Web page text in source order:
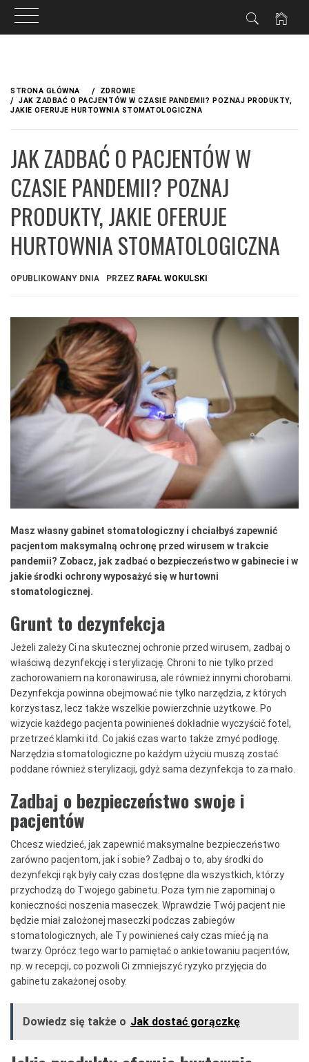
treściSTRONA GŁÓWNA
ZDROWIE
JAK ZADBAĆ O PACJENTÓW W CZASIE PANDEMII? POZNAJ PRODUKTY,
JAKIE OFERUJE HURTOWNIA STOMATOLOGICZNA
JAK ZADBAĆ O PACJENTÓW W
CZASIE PANDEMII? POZNAJ
PRODUKTY, JAKIE OFERUJE
HURTOWNIA STOMATOLOGICZNA
OPUBLIKOWANY DNIA PRZEZ RAFAŁ WOKULSKI
Masz własny gabinet stomatologiczny i chciałbyś zapewnić
pacjentom maksymalną ochronę przed wirusem w trakcie
pandemii? Zobacz, jak zadbać o bezpieczeństwo w gabinecie i w
jakie środki ochrony wyposażyć się w hurtowni
stomatologicznej.
Grunt to dezynfekcja
Jeżeli zależy Ci na skutecznej ochronie przed wirusem, zadbaj o
właściwą dezynfekcję i sterylizację. Chroni to nie tylko przed
zachorowaniem na koronawirusa, ale również innymi chorobami.
Dezynfekcja powinna obejmować nie tylko narzędzia, z których
korzystasz, lecz także wszelkie powierzchnie użytkowe. Po
wizycie każdego pacjenta powinieneś dokładnie wyczyścić fotel,
przetrzeć klamki itd. Co jakiś czas warto także zmyć podłogę.
Narzędzia stomatologiczne po każdym użyciu muszą zostać
poddane również sterylizacji, gdyż sama dezynfekcja to za mało.
Zadbaj o bezpieczeństwo swoje i
pacjentów
Chcesz wiedzieć, jak zapewnić maksymalne bezpieczeństwo
zarówno pacjentom, jak i sobie? Zadbaj o to, aby środki do
dezynfekcji rąk były cały czas dostępne dla wszystkich, którzy
przychodzą do Twojego gabinetu. Poza tym nie zapominaj o
konieczności noszenia maseczek. Wprawdzie Twój pacjent nie
będzie miał założonej maseczki podczas zabiegów
stomatologicznych, ale Ty powinieneś cały czas mieć ją na
twarzy. Oprócz tego warto pamiętać o ankietowaniu pacjentów,
np. w recepcji, co pozwoli Ci zmniejszyć ryzyko przyjęcia do
gabinetu zakażonej osoby.
Dowiedz się także o Jak dostać gorączkę